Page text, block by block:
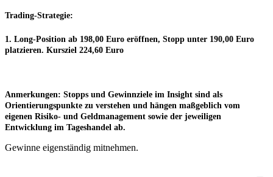
Trading-Strategie:
1. Long-Position ab 198,00 Euro eröffnen, Stopp unter 190,00 Euro
platzieren. Kursziel 224,60 Euro
Anmerkungen: Stopps und Gewinnziele im Insight sind als
Orientierungspunkte zu verstehen und hängen maßgeblich vom
eigenen Risiko- und Geldmanagement sowie der jeweiligen
Entwicklung im Tageshandel ab.
Gewinne eigenständig mitnehmen.